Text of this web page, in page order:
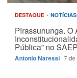
DESTAQUE NOTÍCIAS
Pirassununga. O
Pública” no SAEP
Antonio Naressi 7 de